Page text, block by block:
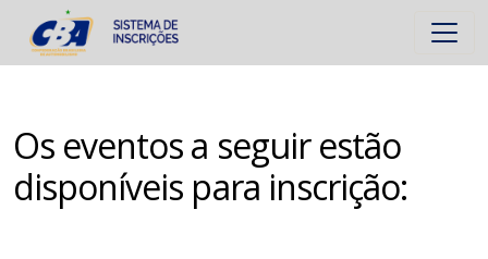
Os eventos a seguir estão
disponíveis para inscrição: